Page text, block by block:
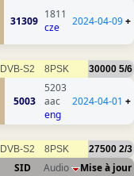
31309
1811
cze
2024-04-09+
DVB-S2 8PSK 30000 5/6
5003
5203
aac
eng
2024-04-01 +
DVB-S2 8PSK 27500 2/3
SID Audio
Mise à jour